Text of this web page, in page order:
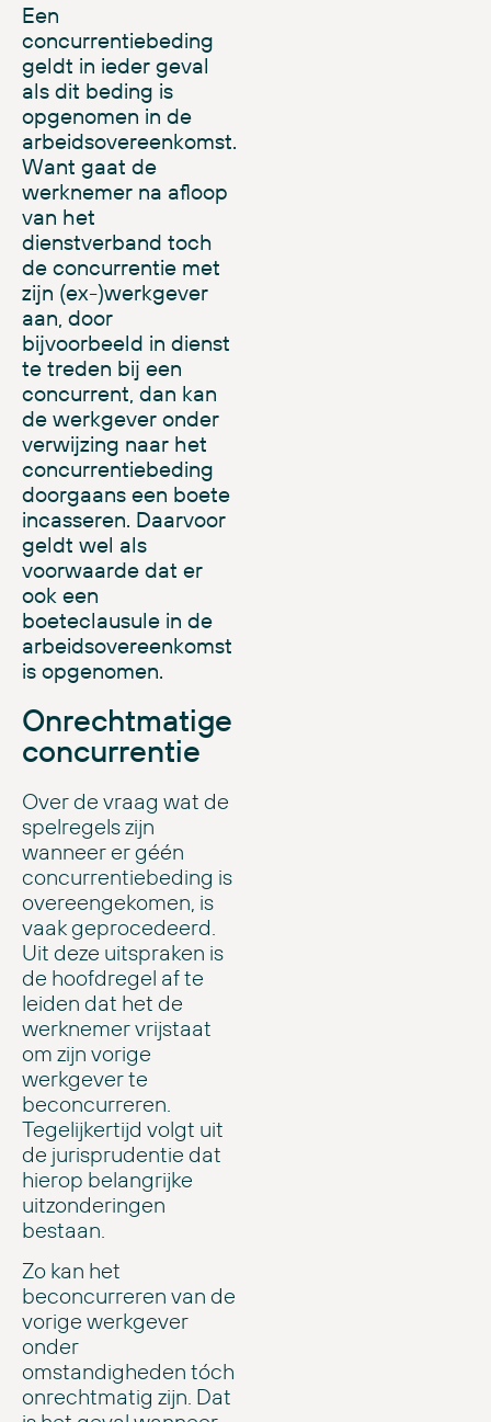
Een
concurrentiebeding
geldt in ieder geval
als dit beding is
opgenomen in de
arbeidsovereenkomst.
Want gaat de
werknemer na afloop
van het
dienstverband toch
de concurrentie met
zijn (ex-)werkgever
aan, door
bijvoorbeeld in dienst
te treden bij een
concurrent, dan kan
de werkgever onder
verwijzing naar het
concurrentiebeding
doorgaans een boete
incasseren. Daarvoor
geldt wel als
voorwaarde dat er
ook een
boeteclausule in de
arbeidsovereenkomst
is opgenomen.
Onrechtmatige
concurrentie
Over de vraag wat de
spelregels zijn
wanneer er géén
concurrentiebeding is
overeengekomen, is
vaak geprocedeerd.
Uit deze uitspraken is
de hoofdregel af te
leiden dat het de
werknemer vrijstaat
om zijn vorige
werkgever te
beconcurreren.
Tegelijkertijd volgt uit
de jurisprudentie dat
hierop belangrijke
uitzonderingen
bestaan.
Zo kan het
beconcurreren van de
vorige werkgever
onder
omstandigheden tóch
onrechtmatig zijn. Dat